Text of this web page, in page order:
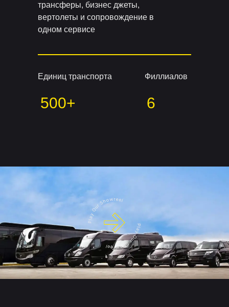
трансферы, бизнес джеты,
вертолеты и сопровождение в
одном сервисе
500+ 6
Единиц транспорта Филлиалов